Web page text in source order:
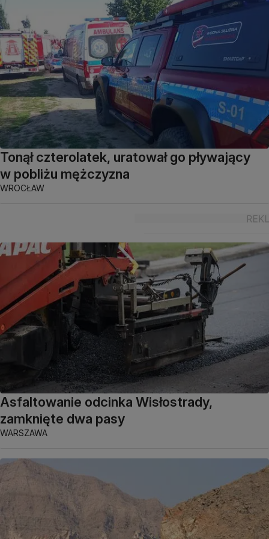
Tonął czterolatek, uratował go pływający
w pobliżu mężczyzna
WROCŁAW
Asfaltowanie odcinka Wisłostrady,
zamknięte dwa pasy
WARSZAWA